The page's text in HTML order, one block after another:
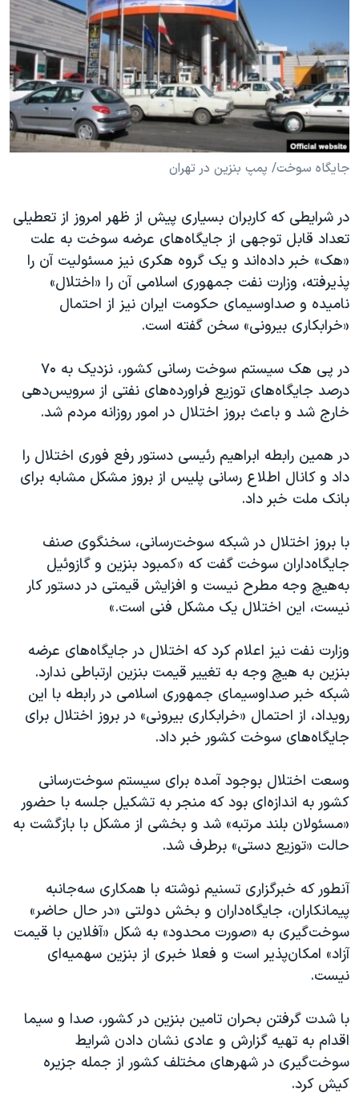
حقوق شهروندی
اقتصادی
علم و فناوری
اسرائیل در جنگ
گالری عکس
انتخابات ریاست جمهوری آمریکا ۲۰۲۴
حمله جمهوری اسلامی به اسرائیل
رمز مهسا
ورزش زنان در ایران
اعتراضات زن، زندگی، آزادی
تریبونال مردمی آبان ۹۸
دادگاه حمید نوری
چهل سال گروگان‌گیری
قانون شفافیت دارائی کادر رهبری ایران
اعتراضات مردمی آبان ۹۸
اسرائیل در جنگ
نرگس محمدی برنده جایزه نوبل صلح
همایش محافظه‌کاران آمریکا «سی‌پک»
صفحه‌های ویژه
سفر پرزیدنت ترامپ به چین
زبانهای مختلف
جایگاه سوخت/ پمپ بنزین در تهران
در شرایطی که کاربران بسیاری پیش از ظهر امروز از تعطیلی
تعداد قابل توجهی از جایگاه‌های عرضه سوخت به علت
«هک» خبر داده‌اند و یک گروه هکری نیز مسئولیت آن را
پذیرفته، وزارت نفت جمهوری اسلامی آن را «اختلال»
نامیده و صداوسیمای حکومت ایران نیز از احتمال
«خرابکاری بیرونی» سخن گفته است.
در پی هک سیستم سوخت رسانی کشور، نزدیک به ۷۰
درصد جایگاه‌های توزیع فراورده‌های نفتی از سرویس‌دهی
خارج شد و باعث بروز اختلال در امور روزانه مردم شد.
در همین رابطه ابراهیم رئیسی دستور رفع فوری اختلال را
داد و کانال اطلاع رسانی پلیس از بروز مشکل مشابه برای
بانک ملت خبر داد.
با بروز اختلال در شبکه سوخت‌رسانی، سخنگوی صنف
جایگاه‌داران سوخت گفت که «کمبود بنزین و گازوئیل
به‌هیچ وجه مطرح نیست و افزایش قیمتی در دستور کار
نیست، این اختلال یک مشکل فنی است.»
وزارت نفت نیز اعلام کرد که اختلال در جایگاه‌های عرضه
بنزین به هیچ وجه به تغییر قیمت بنزین ارتباطی ندارد.
شبکه خبر صداوسیمای جمهوری اسلامی در رابطه با این
رویداد، از احتمال «خرابکاری بیرونی» در بروز اختلال برای
جایگاه‌های سوخت کشور خبر داد.
وسعت اختلال بوجود آمده برای سیستم سوخت‌رسانی
کشور به اندازه‌ای بود که منجر به تشکیل جلسه با حضور
«مسئولان بلند مرتبه» شد و بخشی از مشکل با بازگشت به
حالت «توزیع دستی» برطرف شد.
آنطور که خبرگزاری تسنیم نوشته با همکاری سه‌جانبه
پیمانکاران، جایگاه‌داران و بخش دولتی «در حال حاضر»
سوخت‌گیری به «صورت محدود» به شکل «آفلاین با قیمت
آزاد» امکان‌پذیر است و فعلا خبری از بنزین سهمیه‌ای
نیست.
با شدت گرفتن بحران تامین بنزین در کشور، صدا و سیما
اقدام به تهیه گزارش و عادی نشان دادن شرایط
سوخت‌گیری در شهرهای مختلف کشور از جمله جزیره
کیش کرد.